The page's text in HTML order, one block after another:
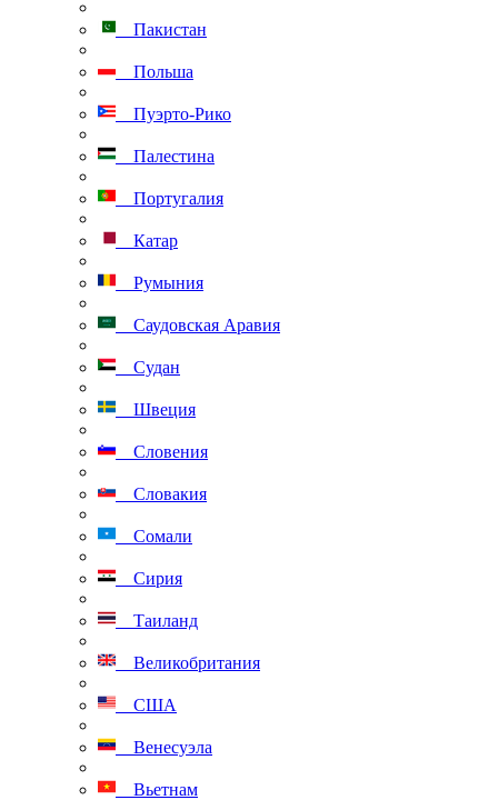
Пакистан
Польша
Пуэрто-Рико
Палестина
Португалия
Катар
Румыния
Саудовская Аравия
Судан
Швеция
Словения
Словакия
Сомали
Сирия
Таиланд
Великобритания
США
Венесуэла
Вьетнам